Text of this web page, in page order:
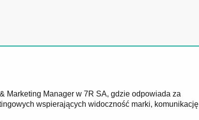
Marketing Manager w 7R SA, gdzie odpowiada za
wspierających widoczność marki, komunikację